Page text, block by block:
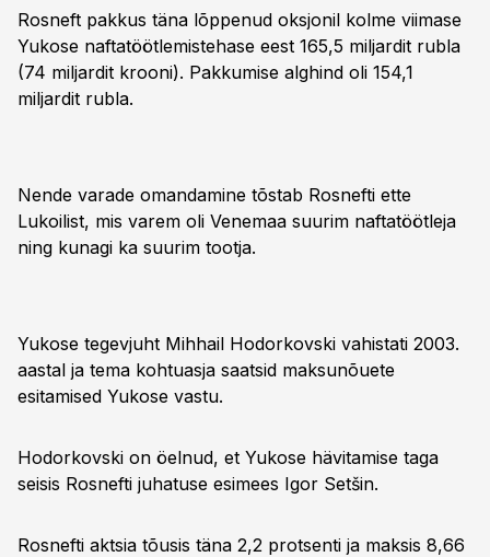
Rosneft pakkus täna lõppenud oksjonil kolme viimase
Yukose naftatöötlemistehase eest 165,5 miljardit rubla
(74 miljardit krooni). Pakkumise alghind oli 154,1
miljardit rubla.
Nende varade omandamine tõstab Rosnefti ette
Lukoilist, mis varem oli Venemaa suurim naftatöötleja
ning kunagi ka suurim tootja.
Yukose tegevjuht Mihhail Hodorkovski vahistati 2003.
aastal ja tema kohtuasja saatsid maksunõuete
esitamised Yukose vastu.
Hodorkovski on öelnud, et Yukose hävitamise taga
seisis Rosnefti juhatuse esimees Igor Setšin.
Rosnefti aktsia tõusis täna 2,2 protsenti ja maksis 8,66